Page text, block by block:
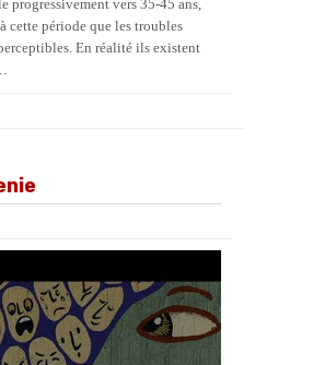
progressivement vers 35-45 ans,
cette période que les troubles
En réalité ils existent